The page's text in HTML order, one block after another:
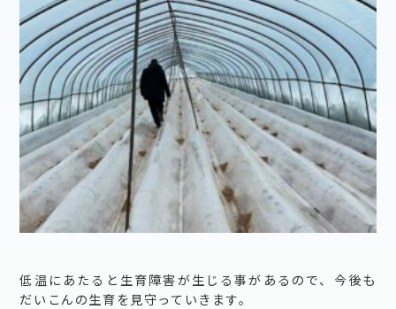
低温にあたると生育障害が生じる事があるので、今後も
だいこんの生育を見守っていきます。